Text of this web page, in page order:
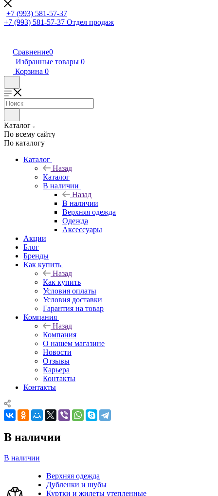
+7 (993) 581-57-37
+7 (993) 581-57-37 Отдел продаж
Сравнение0
Избранные товары 0
Корзина 0
Каталог
По всему сайту
По каталогу
Каталог
Назад
Каталог
В наличии
Назад
В наличии
Верхняя одежда
Одежда
Аксессуары
Акции
Блог
Бренды
Как купить
Назад
Как купить
Условия оплаты
Условия доставки
Гарантия на товар
Компания
Назад
Компания
О нашем магазине
Новости
Отзывы
Карьера
Контакты
Контакты
В наличии
В наличии
Верхняя одежда
Дубленки и шубы
Куртки и жилеты утепленные